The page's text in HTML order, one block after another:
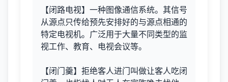
【闭路电视】一种图像通信系统。其信号
从源点只传给预先安排好的与源点相通的
特定电视机。广泛用于大量不同类型的监
视工作、教育、电视会议等。
【闭门羹】拒绝客人进门叫做让客人吃闭